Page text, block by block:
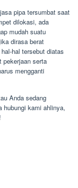
pipa tersumbat saat
dilokasi, ada
mudah suatu
dirasa berat
hal tersebut diatas
pekerjaan serta
mengganti
Anda sedang
hubungi kami ahlinya,